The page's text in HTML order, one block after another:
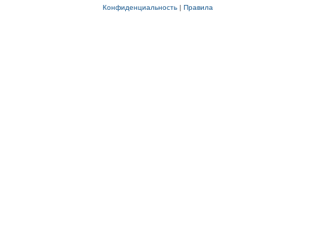
Конфиденциальность| Правила